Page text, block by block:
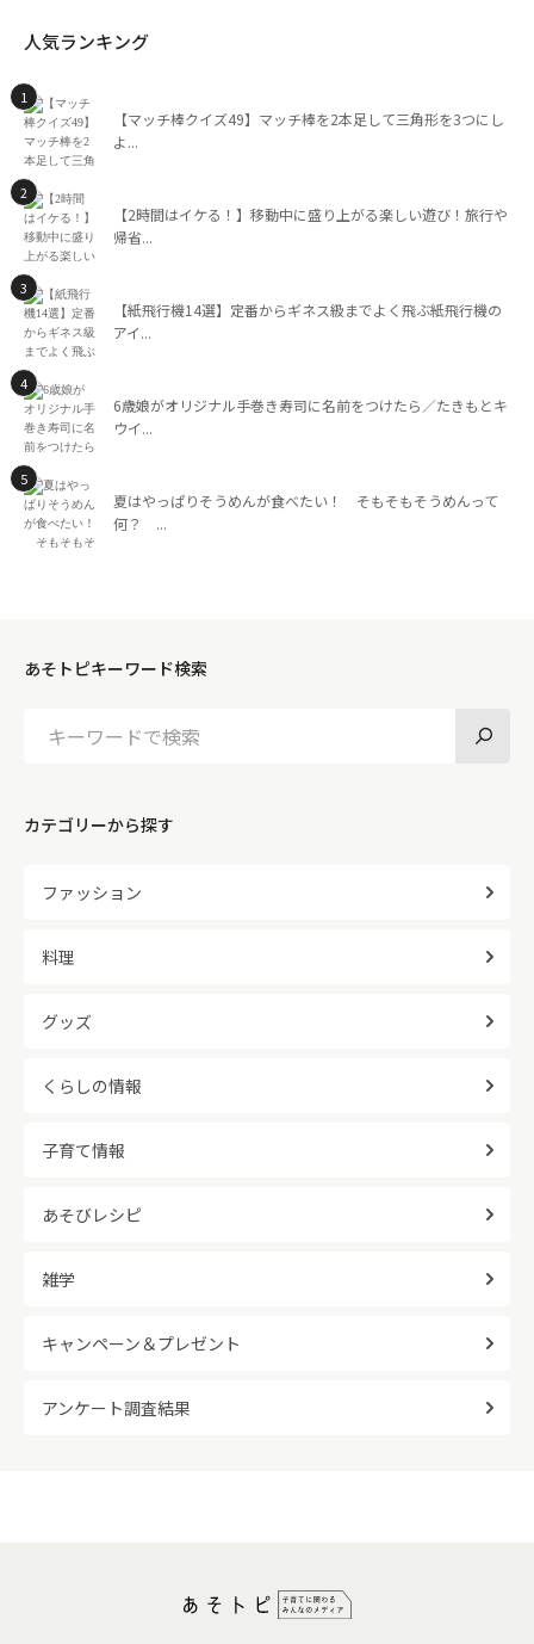
人気ランキング
【マッチ棒クイズ49】マッチ棒を2本足して三角形を3つにし
よ...
【2時間はイケる！】移動中に盛り上がる楽しい遊び！旅行や
帰省...
【紙飛行機14選】定番からギネス級までよく飛ぶ紙飛行機の
アイ...
6歳娘がオリジナル手巻き寿司に名前をつけたら／たきもとキ
ウイ...
夏はやっぱりそうめんが食べたい！ そもそもそうめんって
何？ ...
あそトピキーワード検索
カテゴリーから探す
ファッション
料理
グッズ
くらしの情報
子育て情報
あそびレシピ
雑学
キャンペーン＆プレゼント
アンケート調査結果